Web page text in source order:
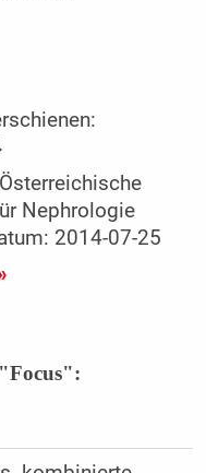
Nephrologie
2014-07-25